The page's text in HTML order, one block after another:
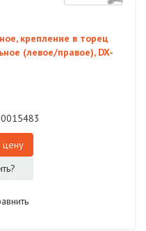
крепление в торец
(левое/правое), DX-
цену